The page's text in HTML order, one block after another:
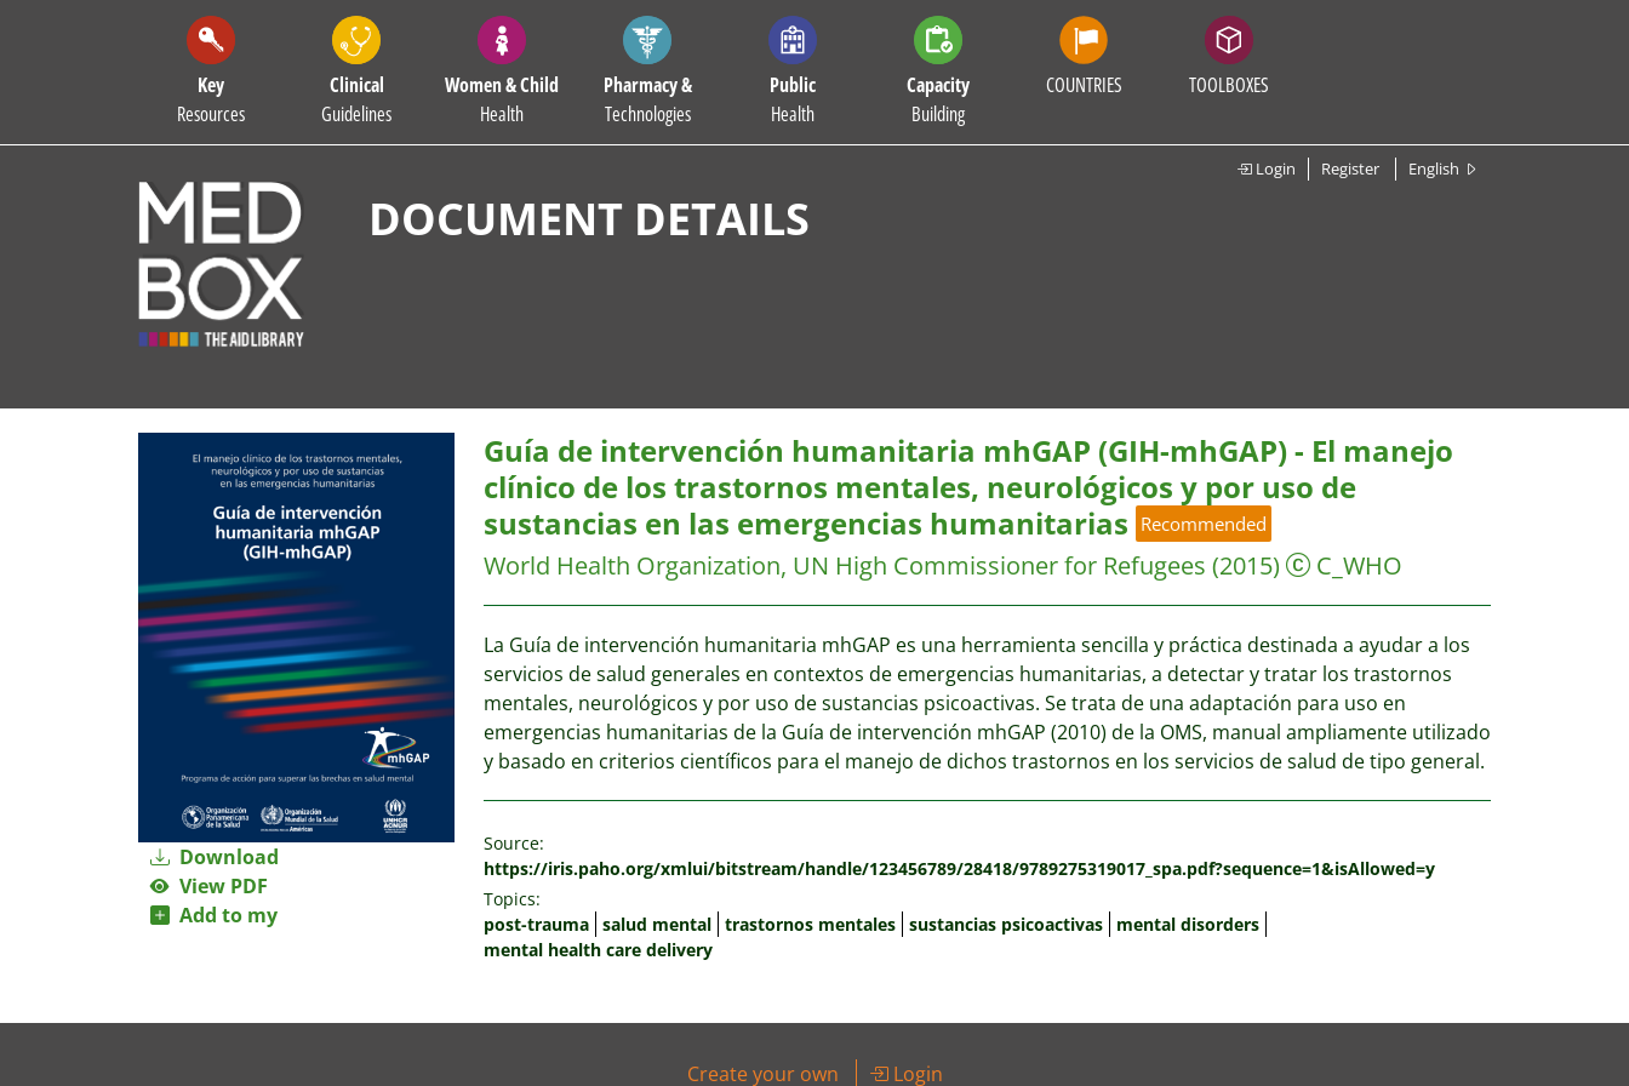
Key
Resources
Clinical
Guidelines
Women & Child
Health
Pharmacy &
Technologies
Public
Health
Capacity
Building
COUNTRIES TOOLBOXES
Login Register English
DOCUMENT DETAILS
Download
View PDF
Add to my
Guía de intervención humanitaria mhGAP (GIH-mhGAP) - El manejo
clínico de los trastornos mentales, neurológicos y por uso de
sustancias en las emergencias humanitarias Recommended
World Health Organization, UN High Commissioner for Refugees (2015) C_WHO
La Guía de intervención humanitaria mhGAP es una herramienta sencilla y práctica destinada a ayudar a los
servicios de salud generales en contextos de emergencias humanitarias, a detectar y tratar los trastornos
mentales, neurológicos y por uso de sustancias psicoactivas. Se trata de una adaptación para uso en
emergencias humanitarias de la Guía de intervención mhGAP (2010) de la OMS, manual ampliamente utilizado
y basado en criterios científicos para el manejo de dichos trastornos en los servicios de salud de tipo general.
Source:
https://iris.paho.org/xmlui/bitstream/handle/123456789/28418/9789275319017_spa.pdf?sequence=1&isAllowed=y
Topics:
post-trauma salud mental trastornos mentales sustancias psicoactivas
mental disorders
mental health care delivery
Create your own Login